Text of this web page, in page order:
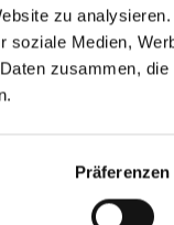
zu
soziale Medien,
zusammen,
Präferenzen